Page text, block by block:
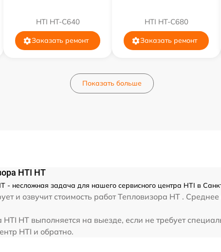
от 60 мин
от 60 мин
HTI HT-C640
Заказать ремонт
HTI HT-C680
Заказать ремонт
Показать больше
HTI HT
- несложная задача для нашего сервисного центра HTI в
и озвучит стоимость работ Тепловизора HT .
HT выполняется на выезде, если не требует
HTI и обратно.